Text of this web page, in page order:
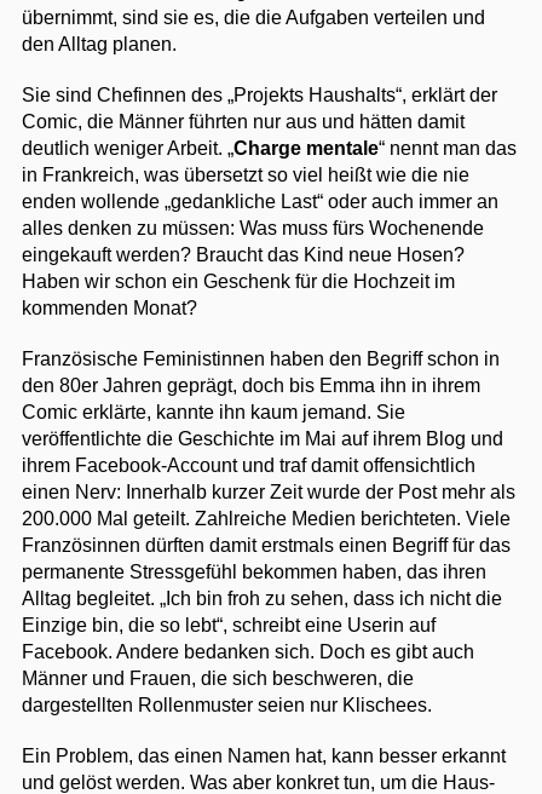
übernimmt, sind sie es, die die Aufgaben verteilen und
den Alltag planen.
Sie sind Chefinnen des „Projekts Haushalts“, erklärt der
Comic, die Männer führten nur aus und hätten damit
deutlich weniger Arbeit. „Charge mentale“ nennt man das
in Frankreich, was übersetzt so viel heißt wie die nie
enden wollende „gedankliche Last“ oder auch immer an
alles denken zu müssen: Was muss fürs Wochenende
eingekauft werden? Braucht das Kind neue Hosen?
Haben wir schon ein Geschenk für die Hochzeit im
kommenden Monat?
Französische Feministinnen haben den Begriff schon in
den 80er Jahren geprägt, doch bis Emma ihn in ihrem
Comic erklärte, kannte ihn kaum jemand. Sie
veröffentlichte die Geschichte im Mai auf ihrem Blog und
ihrem Facebook-Account und traf damit offensichtlich
einen Nerv: Innerhalb kurzer Zeit wurde der Post mehr als
200.000 Mal geteilt. Zahlreiche Medien berichteten. Viele
Französinnen dürften damit erstmals einen Begriff für das
permanente Stressgefühl bekommen haben, das ihren
Alltag begleitet. „Ich bin froh zu sehen, dass ich nicht die
Einzige bin, die so lebt“, schreibt eine Userin auf
Facebook. Andere bedanken sich. Doch es gibt auch
Männer und Frauen, die sich beschweren, die
dargestellten Rollenmuster seien nur Klischees.
Ein Problem, das einen Namen hat, kann besser erkannt
und gelöst werden. Was aber konkret tun, um die Haus-